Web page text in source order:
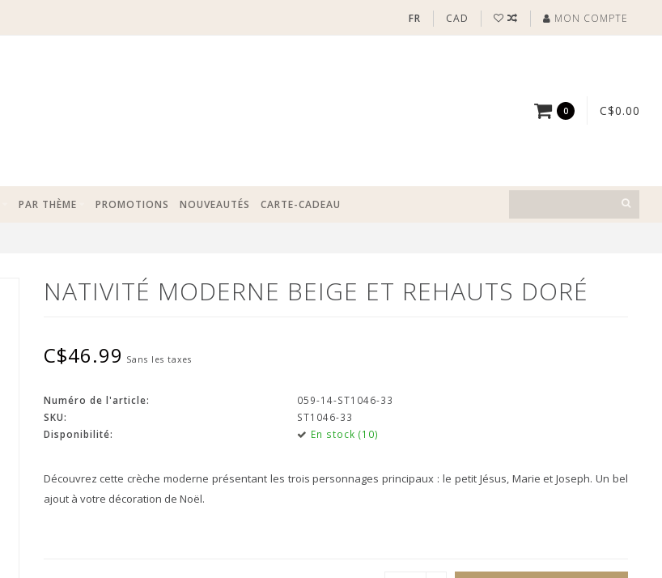
FR CAD MON COMPTE
0 C$0.00
PAR THÈME PROMOTIONS NOUVEAUTÉS CARTE-CADEAU
NATIVITÉ MODERNE BEIGE ET REHAUTS DORÉ
C$46.99 Sans les taxes
Numéro de l'article:
059-14-ST1046-33
SKU:
ST1046-33
Disponibilité:
En stock (10)
Découvrez cette crèche moderne présentant les trois personnages principaux : le petit Jésus, Marie et Joseph. Un bel
ajout à votre décoration de Noël.